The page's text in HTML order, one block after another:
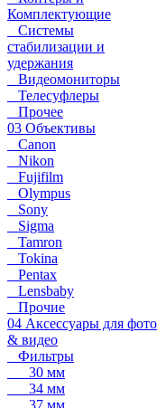
Комплектующие
Системы
стабилизации и
удержания
Видеомониторы
Телесуфлеры
Прочее
03 Объективы
Canon
Nikon
Fujifilm
Olympus
Sony
Sigma
Tamron
Tokina
Pentax
Lensbaby
Прочие
04 Аксессуары для фото
& видео
Фильтры
30 мм
34 мм
37 мм